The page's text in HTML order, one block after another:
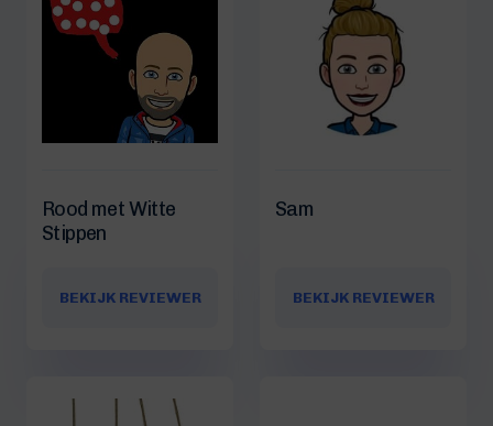
Rood met Witte
Stippen
BEKIJK REVIEWER
Sam
BEKIJK REVIEWER